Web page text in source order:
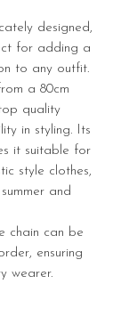
designed,
for adding a
to any outfit.
a 80cm
quality
in styling. Its
it suitable for
style clothes,
and
chain can be
ensuring
wearer.